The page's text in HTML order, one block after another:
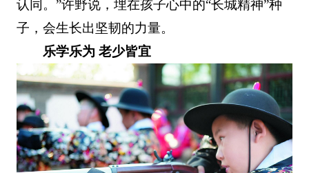
认同。”许野说，埋在孩子心中的“长城精神”种
子，会生长出坚韧的力量。
乐学乐为 老少皆宜